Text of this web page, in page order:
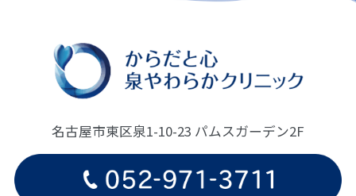
名古屋市東区泉1-10-23 パムスガーデン2F